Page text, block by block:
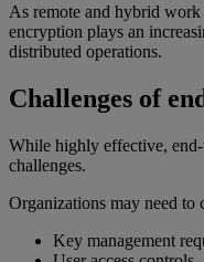
As remote and hybrid
encryption plays an
distributed operations.
Challenges of
While highly effective, end-
challenges.
Organizations may need to
Key management